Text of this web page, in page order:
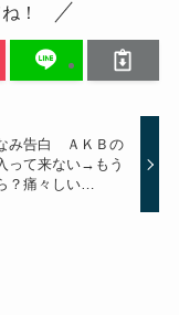
！
み告白 ＡＫＢの
って来ない→もう
？痛々しい…